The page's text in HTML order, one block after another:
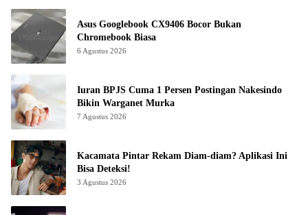
Asus Googlebook CX9406 Bocor Bukan
Chromebook Biasa
6 Agustus 2026
Iuran BPJS Cuma 1 Persen Postingan Nakesindo
Bikin Warganet Murka
7 Agustus 2026
Kacamata Pintar Rekam Diam-diam? Aplikasi Ini
Bisa Deteksi!
3 Agustus 2026